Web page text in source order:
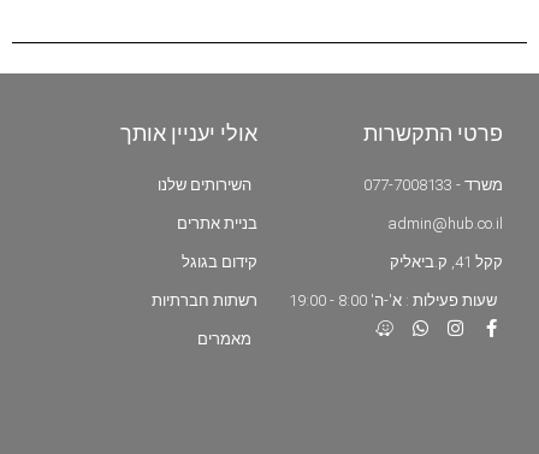
פרטי התקשרות
משרד - 077-7008133
admin@hub.co.il
קקל 41, ק.ביאליק
שעות פעילות : א'-ה' 8:00 - 19:00
אולי יעניין אותך
השירותים שלנו
בניית אתרים
קידום בגוגל
רשתות חברתיות
מאמרים